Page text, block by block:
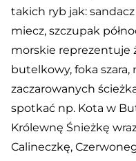
takich ryb jak: sandacz
miecz, szczupak
morskie reprezentuje
butelkowy, foka
zaczarowanych
spotkać np. Kota w
Królewnę Śnieżkę
Calineczkę,